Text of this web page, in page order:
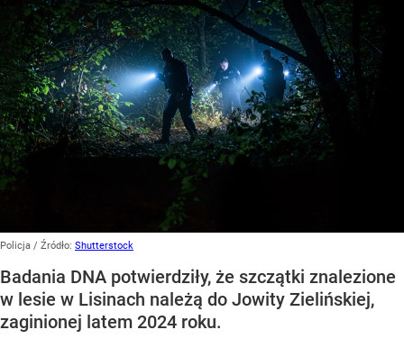
Policja / Źródło: Shutterstock
Badania DNA potwierdziły, że szczątki znalezione
w lesie w Lisinach należą do Jowity Zielińskiej,
zaginionej latem 2024 roku.